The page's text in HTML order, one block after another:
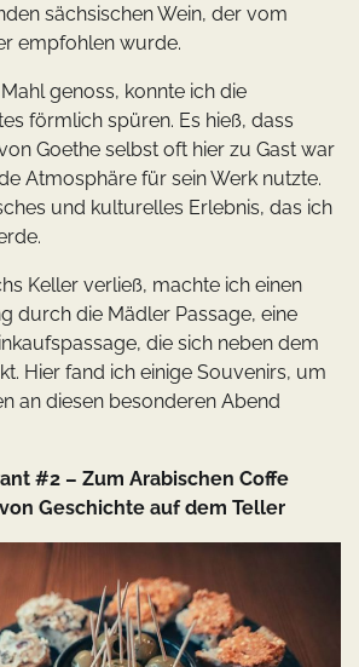
sächsischen Wein, der vom
empfohlen wurde.
genoss, konnte ich die
förmlich spüren. Es hieß, dass
Goethe selbst oft hier zu Gast war
Atmosphäre für sein Werk nutzte.
und kulturelles Erlebnis, das ich
Keller verließ, machte ich einen
durch die Mädler Passage, eine
die sich neben dem
Hier fand ich einige Souvenirs, um
an diesen besonderen Abend
#2 – Zum Arabischen Coffe
Geschichte auf dem Teller